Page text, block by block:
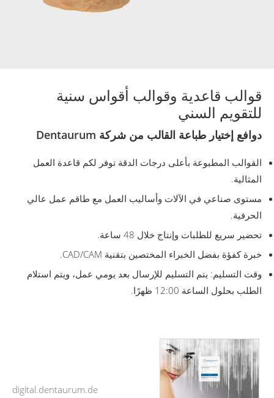
قوالب قاعدية وقوالب أقواس سنية
للتقويم السني
دوافع إختيار طباعة القالب من شركة Dentaurum
القوالب المطبوعة بأعلى درجات الدقة توفر لكم قاعدة العمل
المثالية.
مستوى صناعي في الآلات وأساليب العمل مع طاقم عمل عالي
الحرفية.
تحضير سريع للطلبات وإنتاج خلال 48 ساعة.
خبرة كفؤة بفضل الخبراء المختصين بتقنية CAD/CAM.
وقت التسليم: يتم التسليم للإرسال بعد يومي عمل، ويتم استلام
الطلب بحلول الساعة 12:00 ظهرًا.
digital.dentaurum.de